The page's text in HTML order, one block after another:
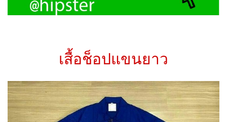
เสื้อช็อปแขนยาว